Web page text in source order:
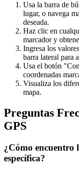
Usa la barra de
lugar, o navega
deseada.
Haz clic en
marcador y
Ingresa los
barra lateral para
Usa el botón
coordenadas
Visualiza los
mapa.
Preguntas
GPS
¿Cómo encuentro
específica?